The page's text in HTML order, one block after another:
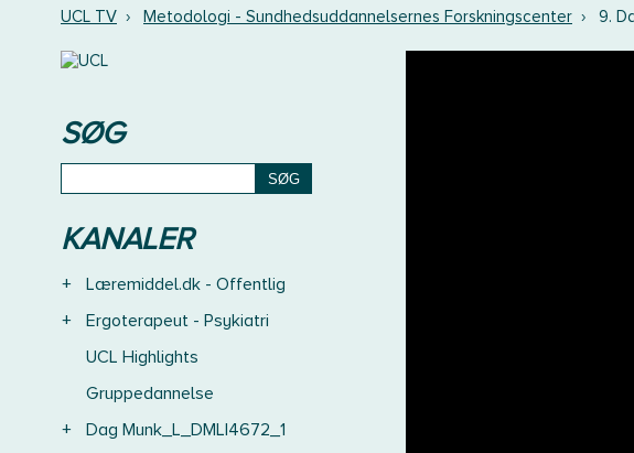
UCL TV › Metodologi - Sundhedsuddannelsernes Forskningscenter › 9.
SØG
KANALER
+
Læremiddel.dk - Offentlig
+
Ergoterapeut - Psykiatri
UCL Highlights
Gruppedannelse
+
Dag Munk_L_DMLI4672_1